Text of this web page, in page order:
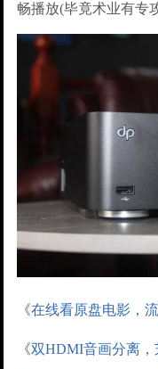
畅播放(毕竟术业有专
《在线看原盘电影，
《双HDMI音画分离，